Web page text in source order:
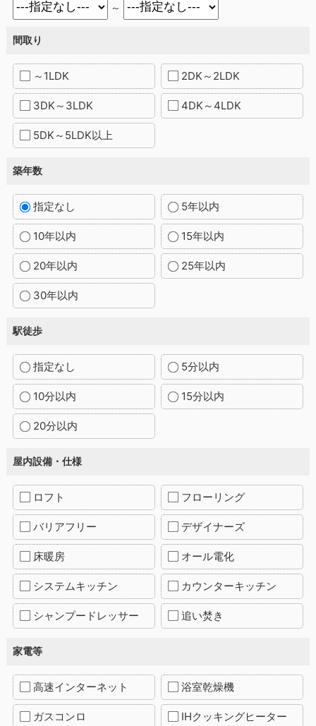
～
間取り
～1LDK 2DK～2LDK
3DK～3LDK 4DK～4LDK
5DK～5LDK以上
築年数
指定なし 5年以内
10年以内 15年以内
20年以内 25年以内
30年以内
駅徒歩
指定なし 5分以内
10分以内 15分以内
20分以内
屋内設備・仕様
ロフト フローリング
バリアフリー デザイナーズ
床暖房 オール電化
システムキッチン カウンターキッチン
シャンプードレッサー 追い焚き
家電等
高速インターネット 浴室乾燥機
ガスコンロ IHクッキングヒーター